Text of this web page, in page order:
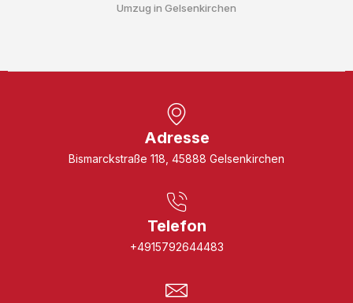
Umzug in Gelsenkirchen
Adresse
Bismarckstraße 118, 45888 Gelsenkirchen
Telefon
+4915792644483